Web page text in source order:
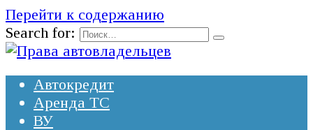
Перейти к содержанию
Search for:
Автокредит
Аренда ТС
ВУ